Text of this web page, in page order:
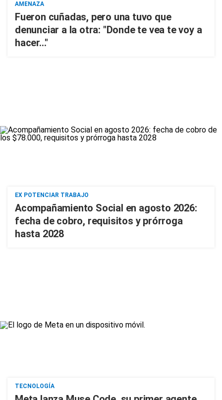
AMENAZA
Fueron cuñadas, pero una tuvo que
denunciar a la otra: "Donde te vea te voy a
hacer..."
EX POTENCIAR TRABAJO
Acompañamiento Social en agosto 2026:
fecha de cobro, requisitos y prórroga
hasta 2028
TECNOLOGÍA